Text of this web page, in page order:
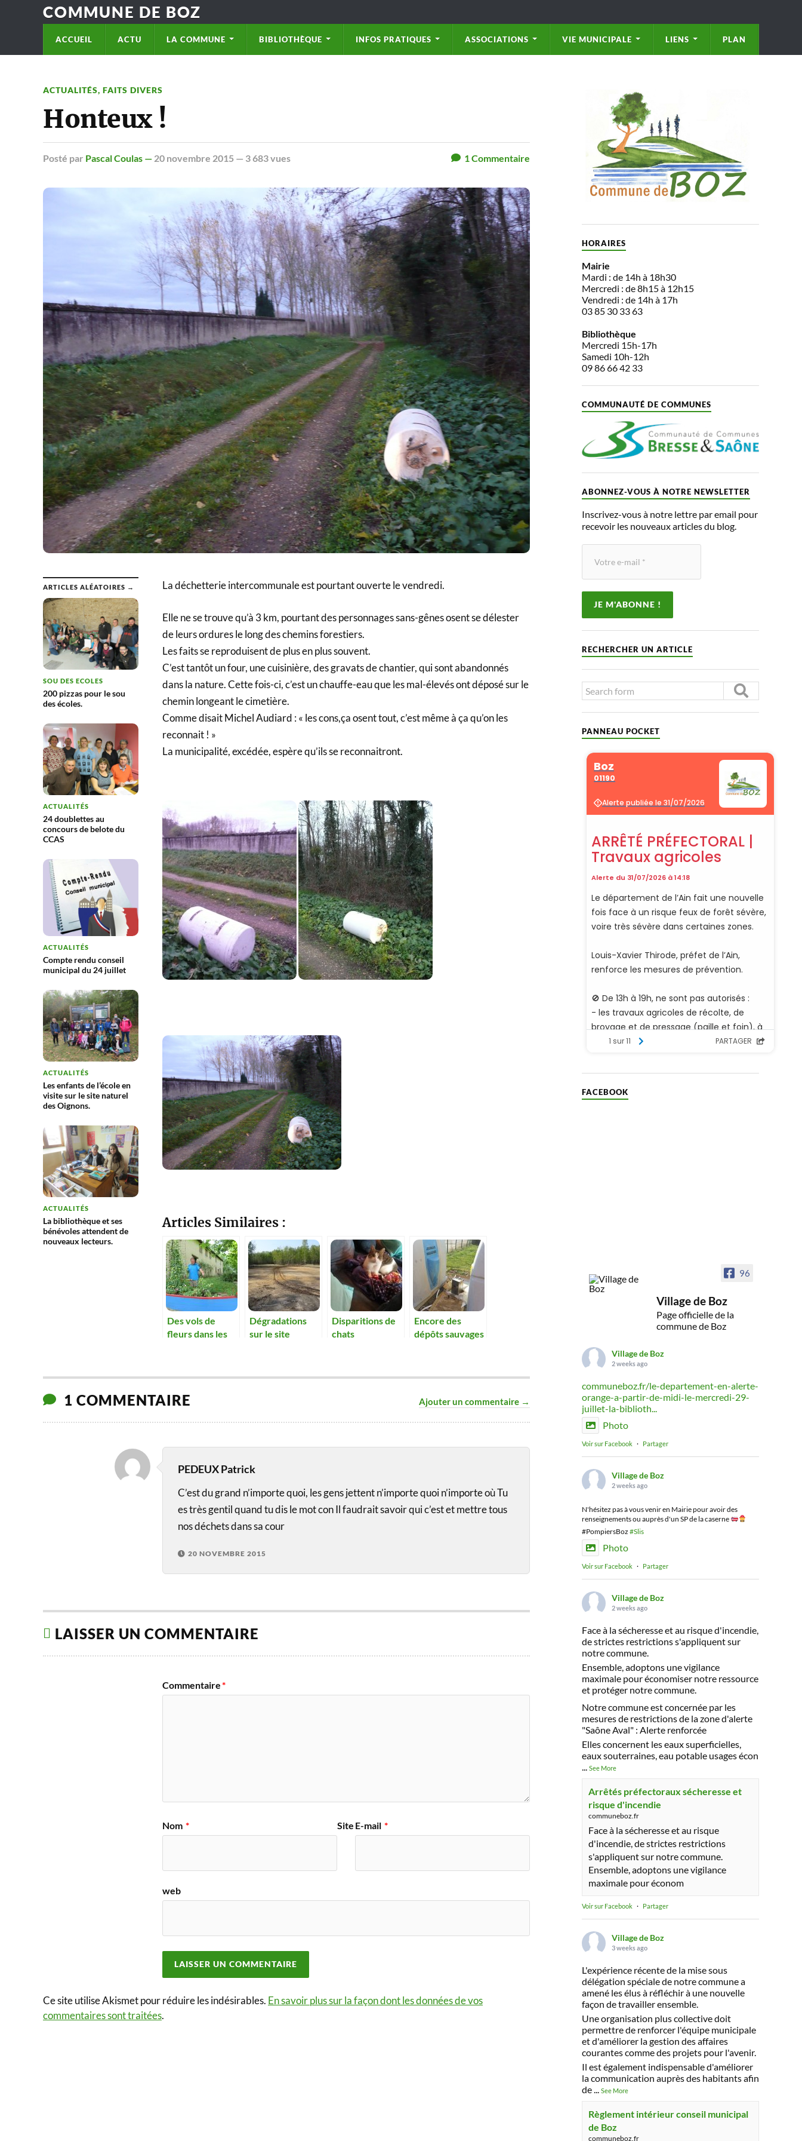
COMMUNE DE BOZ
ACCUEIL ACTU LA COMMUNE BIBLIOTHÈQUE INFOS PRATIQUES ASSOCIATIONS VIE MUNICIPALE LIENS PLAN
ACTUALITÉS, FAITS DIVERS
Honteux !
Posté par Pascal Coulas — 20 novembre 2015 — 3 683 vues 1Commentaire
ARTICLES ALÉATOIRES →
SOU DES ECOLES
200 pizzas pour le sou
des écoles.
ACTUALITÉS
24 doublettes au
concours de belote du
CCAS
ACTUALITÉS
Compte rendu conseil
municipal du 24 juillet
ACTUALITÉS
Les enfants de l’école en
visite sur le site naturel
des Oignons.
ACTUALITÉS
La bibliothèque et ses
bénévoles attendent de
nouveaux lecteurs.
La déchetterie intercommunale est pourtant ouverte le vendredi.
Elle ne se trouve qu’à 3 km, pourtant des personnages sans-gênes osent se délester
de leurs ordures le long des chemins forestiers.
Les faits se reproduisent de plus en plus souvent.
C’est tantôt un four, une cuisinière, des gravats de chantier, qui sont abandonnés
dans la nature. Cette fois-ci, c’est un chauffe-eau que les mal-élevés ont déposé sur le
chemin longeant le cimetière.
Comme disait Michel Audiard : « les cons,ça osent tout, c’est même à ça qu’on les
reconnait ! »
La municipalité, excédée, espère qu’ils se reconnaitront.
Articles Similaires :
Des vols de
fleurs dans les
Dégradations
sur le site
Disparitions de
chats
Encore des
dépôts sauvages
1 COMMENTAIRE Ajouter un commentaire →
PEDEUX Patrick
C’est du grand n’importe quoi, les gens jettent n’importe quoi n’importe où Tu
es très gentil quand tu dis le mot con Il faudrait savoir qui c’est et mettre tous
nos déchets dans sa cour
20 NOVEMBRE 2015
LAISSER UN COMMENTAIRE
Commentaire*
Nom * E-mail *
Site
web
Ce site utilise Akismet pour réduire les indésirables. En savoir plus sur la façon dont les données de vos
commentaires sont traitées.
HORAIRES
Mairie
Mardi : de 14h à 18h30
Mercredi : de 8h15 à 12h15
Vendredi : de 14h à 17h
03 85 30 33 63
Bibliothèque
Mercredi 15h-17h
Samedi 10h-12h
09 86 66 42 33
COMMUNAUTÉ DE COMMUNES
ABONNEZ-VOUS À NOTRE NEWSLETTER
Inscrivez-vous à notre lettre par email pour
recevoir les nouveaux articles du blog.
RECHERCHER UN ARTICLE
PANNEAU POCKET
FACEBOOK
96
Village de Boz
Page officielle de la
commune de Boz
Village de Boz
2 weeks ago
communeboz.fr/le-departement-en-alerte-
orange-a-partir-de-midi-le-mercredi-29-
juillet-la-biblioth...
Photo
Voir sur Facebook · Partager
Village de Boz
2 weeks ago
N'hésitez pas à vous venir en Mairie pour avoir des
renseignements ou auprès d'un SP de la caserne
#PompiersBoz #Slis
Photo
Voir sur Facebook · Partager
Village de Boz
2 weeks ago
Face à la sécheresse et au risque d'incendie,
de strictes restrictions s'appliquent sur
notre commune.
Ensemble, adoptons une vigilance
maximale pour économiser notre ressource
et protéger notre commune.
Notre commune est concernée par les
mesures de restrictions de la zone d'alerte
"Saône Aval" : Alerte renforcée
Elles concernent les eaux superficielles,
eaux souterraines, eau potable usages écon
... See More
Arrêtés préfectoraux sécheresse et
risque d'incendie
communeboz.fr
Face à la sécheresse et au risque
d'incendie, de strictes restrictions
s'appliquent sur notre commune.
Ensemble, adoptons une vigilance
maximale pour économ
Voir sur Facebook · Partager
Village de Boz
3 weeks ago
L'expérience récente de la mise sous
délégation spéciale de notre commune a
amené les élus à réfléchir à une nouvelle
façon de travailler ensemble.
Une organisation plus collective doit
permettre de renforcer l'équipe municipale
et d'améliorer la gestion des affaires
courantes comme des projets pour l'avenir.
Il est également indispensable d'améliorer
la communication auprès des habitants afin
de... See More
Règlement intérieur conseil municipal
de Boz
communeboz.fr